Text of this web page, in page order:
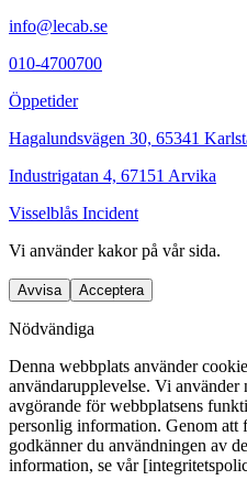
info@lecab.se
010-4700700
Öppetider
Hagalundsvägen 30, 65341
Industrigatan 4, 67151 Arvika
Visselblås Incident
Vi använderkakorpå vår sida.
Avvisa Acceptera
Nödvändiga
Denna webbplats använder
användarupplevelse. Vi använder
avgörande för webbplatsens
personlig information. Genom att
godkänner du användningen av
information, se vår